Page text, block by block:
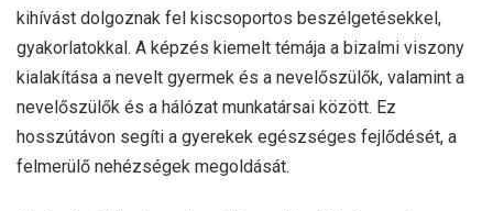
kihívást dolgoznak fel kiscsoportos beszélgetésekkel,
gyakorlatokkal. A képzés kiemelt témája a bizalmi viszony
kialakítása a nevelt gyermek és a nevelőszülők, valamint a
nevelőszülők és a hálózat munkatársai között. Ez
hosszútávon segíti a gyerekek egészséges fejlődését, a
felmerülő nehézségek megoldását.